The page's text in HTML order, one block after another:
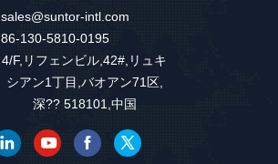
sales@suntor-intl.com
86-130-5810-0195
4/F,リフェンビル,42#,リュキ
シアン1丁目,バオアン71区,
深?? 518101,中国